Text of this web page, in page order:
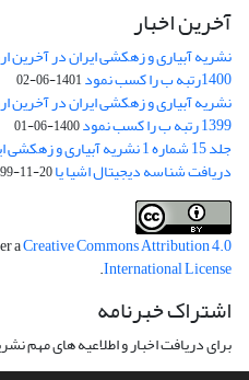
آخرین اخبار
نشریه آبیاری و زهکشی ایران در
1400رتبه ب را کسب نمود 1401-06-02
نشریه آبیاری و زهکشی ایران در
1399 رتبه ب را کسب نمود 1400-06-01
جلد 15 شماره 1 نشریه آبیاری و زهکشی ایران منتشر شد
دریافت شناسه دیجیتال اشیا یا Digital Object Recognizer (DOR)11-20
aCreative Commons Attribution 4.0
International License
.
اشتراک خبرنامه
برای دریافت اخبار و اطلاعیه های مهم